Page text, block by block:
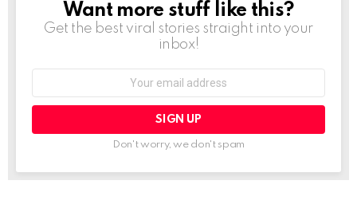
NEWSLETTER
Want more stuff like this?
Get the best viral stories straight into your
inbox!
Don't worry, we don't spam